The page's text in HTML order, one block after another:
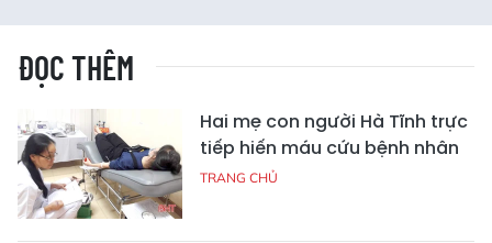
ĐỌC THÊM
Hai mẹ con người Hà Tĩnh trực
tiếp hiến máu cứu bệnh nhân
TRANG CHỦ